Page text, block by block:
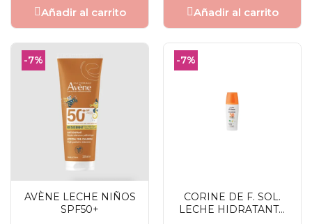
Añadir al carrito Añadir al carrito
-7%
AVÈNE LECHE NIÑOS
SPF50+
-7%
CORINE DE F. SOL.
LECHE HIDRATANTE